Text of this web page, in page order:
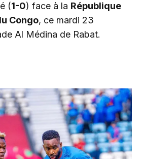
(1-0) face à la République
Congo, ce mardi 23
Al Médina de Rabat.